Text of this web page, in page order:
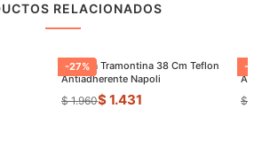
RELACIONADOS
-27%
Paellera Tramontina 38 Cm Teflon
Antiadherente Napoli
$ 1.960$ 1.431
-
$